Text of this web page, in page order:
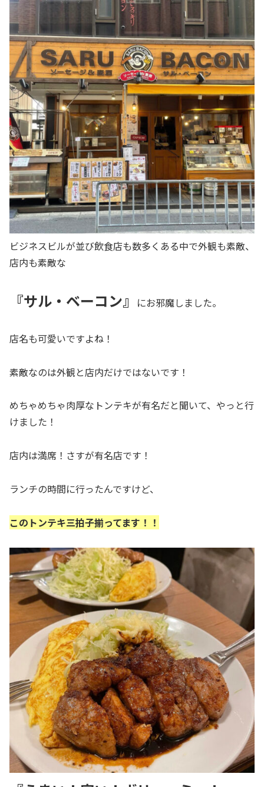
ビジネスビルが並び飲食店も数多くある中で外観も素敵、
店内も素敵な
『サル・ベーコン』 にお邪魔しました。
店名も可愛いですよね！
素敵なのは外観と店内だけではないです！
めちゃめちゃ肉厚なトンテキが有名だと聞いて、やっと行
けました！
店内は満席！さすが有名店です！
ランチの時間に行ったんですけど、
このトンテキ三拍子揃ってます！！